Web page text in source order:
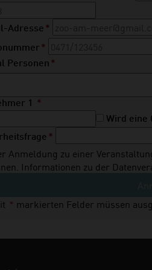
Adresse *
*
Personen *
1
*
Wird eine
*
Anmeldung zu einer
Informationen zu der
* markierten Felder müssen